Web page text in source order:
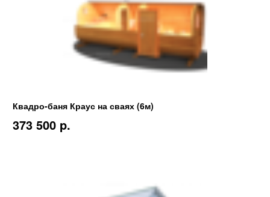
Квадро-баня Краус на сваях (6м)
373 500 p.